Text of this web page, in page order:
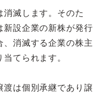
消滅します。そのた
新設企業の新株が発行
、消滅する企業の株主
てられます。
は個別承継であり譲